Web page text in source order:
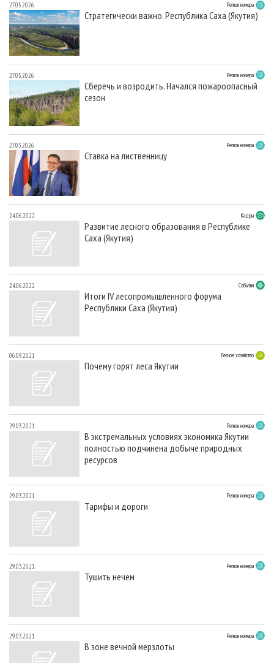
27.05.2026 Регион номера
Стратегически важно. Республика Саха (Якутия)
27.05.2026 Регион номера
Сберечь и возродить. Начался пожароопасный
сезон
27.05.2026 Регион номера
Ставка на лиственницу
24.06.2022 Кадры
Развитие лесного образования в Республике
Саха (Якутия)
24.06.2022 События
Итоги IV лесопромышленного форума
Республики Саха (Якутия)
06.09.2021 Лесное хозяйство
Почему горят леса Якутии
29.03.2021 Регион номера
В экстремальных условиях экономика Якутии
полностью подчинена добыче природных
ресурсов
29.03.2021 Регион номера
Тарифы и дороги
29.03.2021 Регион номера
Тушить нечем
29.03.2021 Регион номера
В зоне вечной мерзлоты